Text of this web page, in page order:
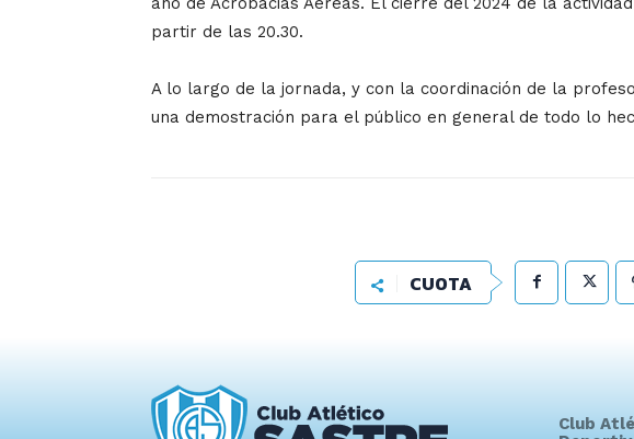
partir de las 20.30.
A lo largo de la jornada, y con la coordinación de la
una demostración para el público en general de todo lo
CUOTA
Club